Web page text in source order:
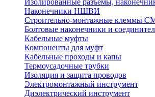
Изолированные разъемы,
Наконечники НШВИ
Строительно-монтажные клеммы
Болтовые наконечники и
Кабельные муфты
Компоненты для муфт
Кабельные проходы и капы
Термоусадочные трубки
Изоляция и защита проводов
Электромонтажный инструмент
Диэлектрический инструмент